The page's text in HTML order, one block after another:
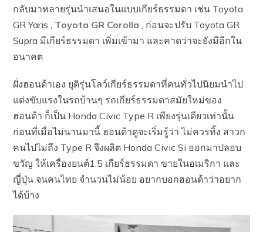
กลับมาหลายรุ่นนำเสนอในแบบเกียร์ธรรมดา เช่น Toyota
GR Yaris , Toyota GR Corolla , ก่อนจะปรับ Toyota GR
Supra มีเกียร์ธรรมดา เพิ่มเข้ามา และคาดว่าจะยังมีอีกใน
อนาคต
ฝั่งฮอนด้าเอง ยุติรุ่นโลว์เกียร์ธรรมดาที่คนทั่วไปนิยมนำไป
แต่งขับแรงในรถบ้านๆ รถเกียร์ธรรมดาสมัยใหม่ของ
ฮอนด้า ก็เป็น Honda Civic Type R เพียงรุ่นเดียวเท่านั้น
ก่อนที่เมื่อไม่นานมานี้ ฮอนด้าดูจะเริ่มรู้ว่า ไม่ควรทิ้ง สาวก
คนไปไม่ถึง Type R จึงผลิต Honda Civic Si ออกมาปลอบ
ขวัญ ให้เครื่องยนต์1.5 เกียร์ธรรมดา ขายในอเมริกา และ
ญี่ปุ่น จนคนไทย จำนวนไม่น้อย อยากบอกฮอนด้าว่าอยาก
ได้บ้าง